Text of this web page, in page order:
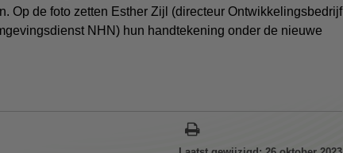
Op de foto zetten Esther Zijl (directeur Ontwikkelingsbedrijf
NHN) hun handtekening onder de nieuwe